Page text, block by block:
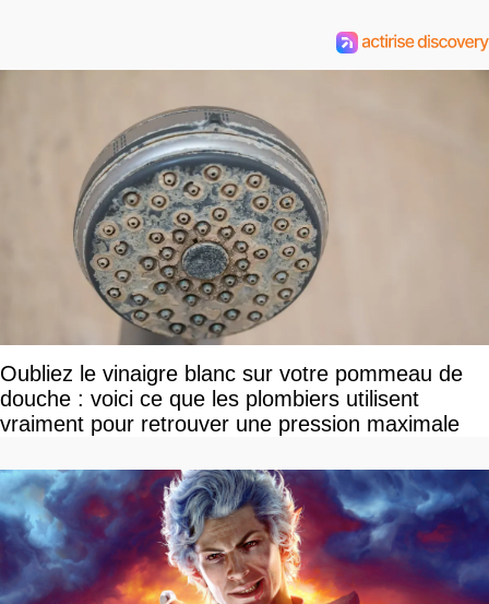
Oubliez le vinaigre blanc sur votre pommeau de
douche : voici ce que les plombiers utilisent
vraiment pour retrouver une pression maximale